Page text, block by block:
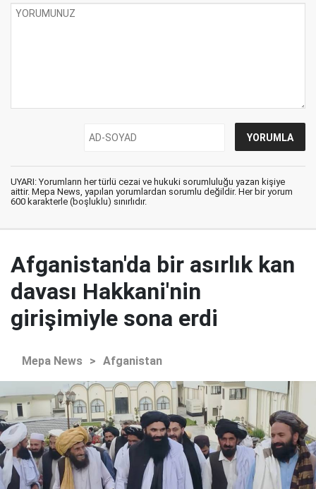
UYARI: Yorumların her türlü cezai ve hukuki sorumluluğu yazan kişiye
aittir. Mepa News, yapılan yorumlardan sorumlu değildir. Her bir yorum
600 karakterle (boşluklu) sınırlıdır.
Afganistan'da bir asırlık kan
davası Hakkani'nin
girişimiyle sona erdi
Mepa News > Afganistan